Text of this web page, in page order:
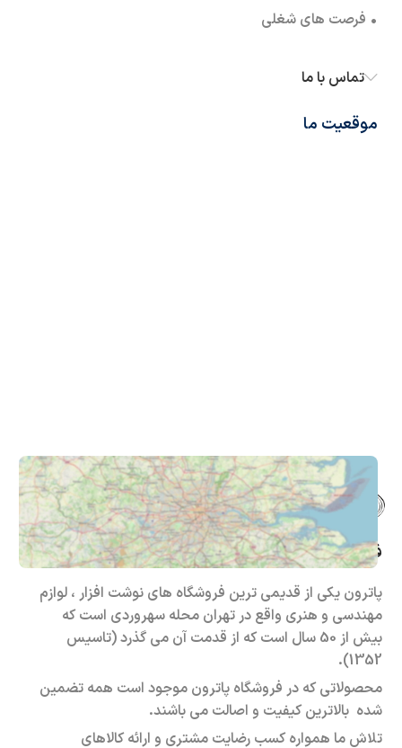
• فرصت های شغلی
تماس با ما
موقعیت ما
فروشگاه حضوری – اینترنتی پاترون
پاترون یکی از قدیمی ترین فروشگاه های نوشت افزار ، لوازم
مهندسی و هنری واقع در تهران محله سهروردی است که
بیش از 50 سال است که از قدمت آن می گذرد (تاسیس
1352).
محصولاتی که در فروشگاه پاترون موجود است همه تضمین
شده بالاترین کیفیت و اصالت می باشند.
تلاش ما همواره کسب رضایت مشتری و ارائه کالاهای